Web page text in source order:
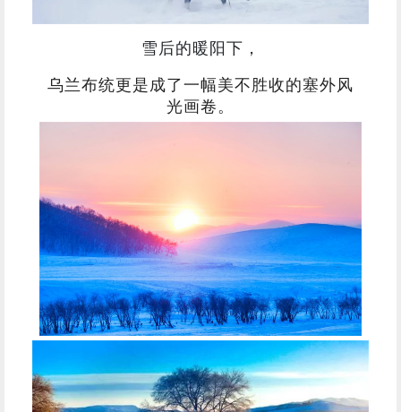
雪后的暖阳下，
乌兰布统更是成了一幅美不胜收的塞外风
光画卷。